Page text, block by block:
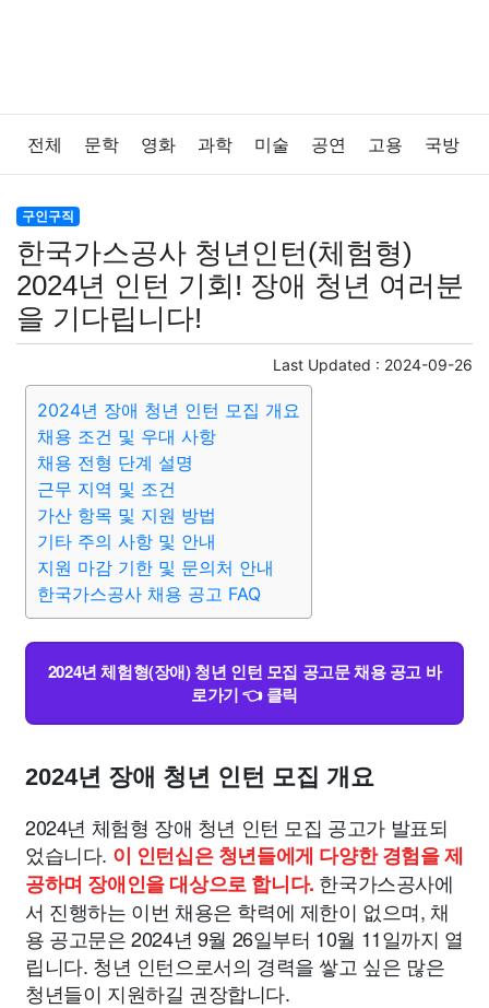
전체 문학 영화 과학 미술 공연 고용 국방
법률
보건 질병 가요 방송 일상 주식 암호화폐
블록체인 결혼 육아
증권 인테리어 요리 상품리뷰
게임 스포츠 사진
맛집 IT 컴퓨터 기술
의료 의학 경제 마케팅
구인구직
한국가스공사 청년인턴(체험형)
2024년 인턴 기회! 장애 청년 여러분
을 기다립니다!
Last Updated : 2024-09-26
2024년 장애 청년 인턴 모집 개요
채용 조건 및 우대 사항
채용 전형 단계 설명
근무 지역 및 조건
가산 항목 및 지원 방법
기타 주의 사항 및 안내
지원 마감 기한 및 문의처 안내
한국가스공사 채용 공고 FAQ
2024년 체험형(장애) 청년 인턴 모집 공고문 채용 공고 바
로가기 👈 클릭
2024년 장애 청년 인턴 모집 개요
2024년 체험형 장애 청년 인턴 모집 공고가 발표되
었습니다. 이 인턴십은 청년들에게 다양한 경험을 제
공하며 장애인을 대상으로 합니다. 한국가스공사에
서 진행하는 이번 채용은 학력에 제한이 없으며, 채
용 공고문은 2024년 9월 26일부터 10월 11일까지 열
립니다. 청년 인턴으로서의 경력을 쌓고 싶은 많은
청년들이 지원하길 권장합니다.